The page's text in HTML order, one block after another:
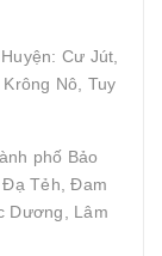
Cư Jút,
Nô, Tuy
phố Bảo
Đạ Tẻh, Đam
Dương, Lâm